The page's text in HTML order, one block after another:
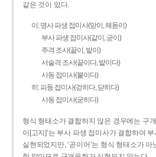
같은 것이 있다.
이: 명사 파생 접미사(맏이, 해돋이)
부사 파생 접미사(같이, 굳이)
주격 조사(끝이, 밭이)
서술격 조사(끝이다, 밭이다)
사동 접미사(붙이다)
히: 피동 접미사(걷히다, 닫히다)
사동 접미사(굳히다)
형식 형태소가 결합하지 않은 경우에는 구
이[고지]’는 부사 파생 접미사가 결합하여
실현되었지만, ‘곧이어’는 형식 형태소가